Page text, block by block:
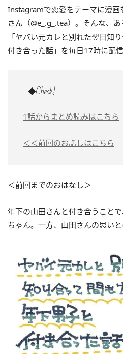
Instagramで恋愛をテーマに漫画
さん（@e_.g_.tea）。そんな、
「ヤバい元カレと別れた翌日知
付き合った話 」を毎日17時に配信
◆Check!
1話からまとめ読みはこちら
＜＜前回のお話しはこちら
＜前回までのおはなし＞
年下の山田さんと付き合うこと
ちゃん。一方、山田さんの思い